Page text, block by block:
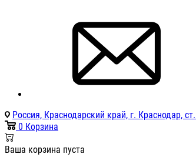
Россия, Краснодарский край, г. Краснодар,
0 Корзина
Ваша корзина пуста